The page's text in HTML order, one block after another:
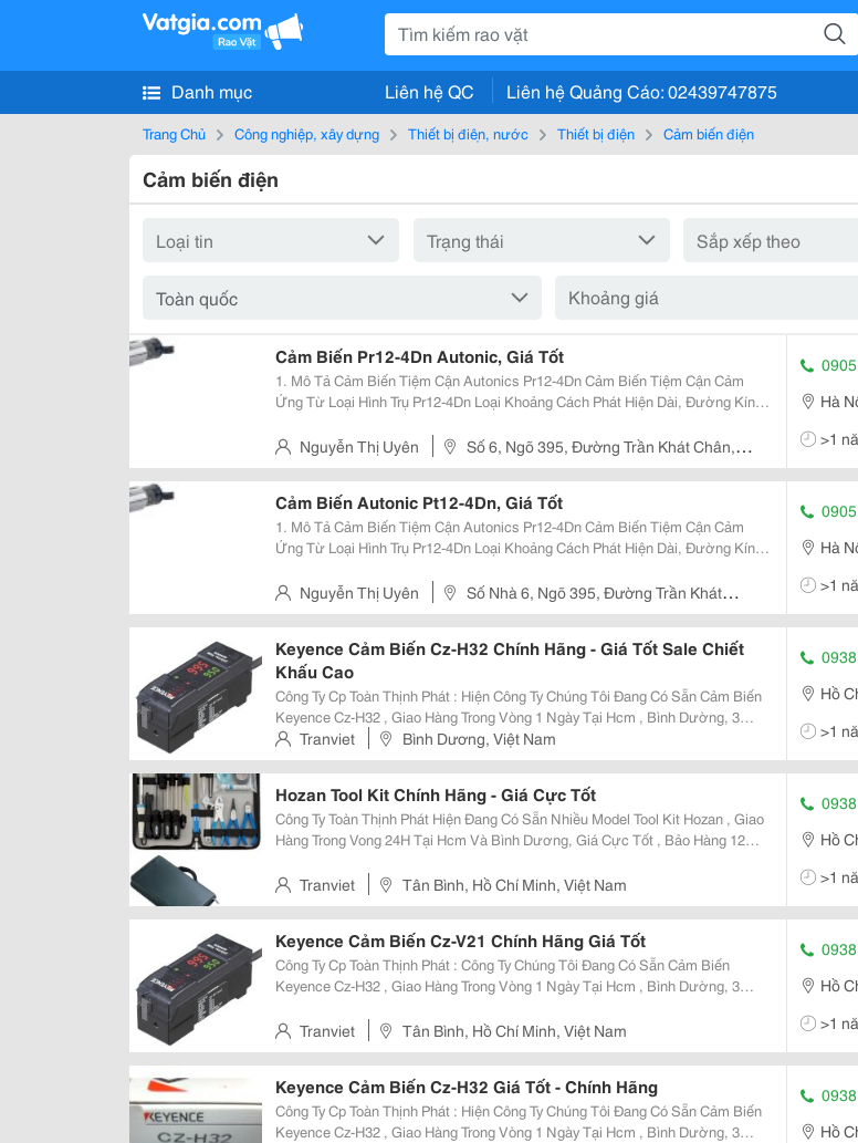
Danh mục Liên hệ QC Liên hệ Quảng Cáo: 02439747875
Trang Chủ Công nghiệp, xây dựng Thiết bị điện, nước Thiết bị điện Cảm biến điện
Cảm biến điện
Khoảng giá
Cảm Biến Pr12-4Dn Autonic, Giá Tốt
1. Mô Tả Cảm Biến Tiệm Cận Autonics Pr12-4Dn Cảm Biến Tiệm Cận Cảm
Ứng Từ Loại Hình Trụ Pr12-4Dn Loại Khoảng Cách Phát Hiện Dài, Đường Kính
Nguyễn Thị Uyên
Số 6, Ngõ 395, Đường Trần Khát Chân,
Hai Bà Trưng, Hà Nội
Hà
>1
Cảm Biến Autonic Pt12-4Dn, Giá Tốt
1. Mô Tả Cảm Biến Tiệm Cận Autonics Pr12-4Dn Cảm Biến Tiệm Cận Cảm
Ứng Từ Loại Hình Trụ Pr12-4Dn Loại Khoảng Cách Phát Hiện Dài, Đường Kính
Nguyễn Thị Uyên
Số Nhà 6, Ngõ 395, Đường Trần Khát
Chân - Hai Bà Trưng - Hà Nội
Hà
>1
Keyence Cảm Biến Cz-H32 Chính Hãng - Giá Tốt Sale Chiết
Khấu Cao
Công Ty Cp Toàn Thịnh Phát : Hiện Công Ty Chúng Tôi Đang Có Sẵn Cảm Biến
Keyence Cz-H32 , Giao Hàng Trong Vòng 1 Ngày Tại Hcm , Bình Dường, 3
Ngày Trên Toàn Quốc , Giá Cực Tốt , Hàng Chính Hãng. Cam Kết Mang Đến
Các Sản Phẩm Chính Hãng , Giá Tố
Tranviet Bình Dương, Việt Nam
Hồ
>1
Hozan Tool Kit Chính Hãng - Giá Cực Tốt
Công Ty Toàn Thịnh Phát Hiện Đang Có Sẵn Nhiều Model Tool Kit Hozan , Giao
Hàng Trong Vong 24H Tại Hcm Và Bình Dương, Giá Cực Tốt , Bảo Hàng 12
Nhất Cung Cấp Sản Phẩm Và Dịch
Tranviet Tân Bình, Hồ Chí Minh, Việt Nam
Hồ
>1
Keyence Cảm Biến Cz-V21 Chính Hãng Giá Tốt
Công Ty Cp Toàn Thịnh Phát : Công Ty Chúng Tôi Đang Có Sẵn Cảm Biến
Keyence Cz-H32 , Giao Hàng Trong Vòng 1 Ngày Tại Hcm , Bình Dường, 3
Thinh Phat Đang Là Nhà Phân Phối Đượ
Tranviet Tân Bình, Hồ Chí Minh, Việt Nam
Hồ
>1
Keyence Cảm Biến Cz-H32 Giá Tốt - Chính Hãng
Công Ty Cp Toàn Thịnh Phát : Hiện Công Ty Chúng Tôi Đang Có Sẵn Cảm Biến
Keyence Cz-H32 , Giao Hàng Trong Vòng 1 Ngày Tại Hcm , Bình Dường, 3
Hồ